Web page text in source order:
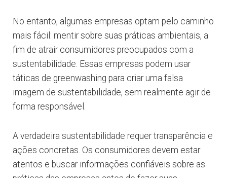
No entanto, algumas empresas optam pelo caminho
mais fácil: mentir sobre suas práticas ambientais, a
fim de atrair consumidores preocupados com a
sustentabilidade. Essas empresas podem usar
táticas de greenwashing para criar uma falsa
imagem de sustentabilidade, sem realmente agir de
forma responsável.
A verdadeira sustentabilidade requer transparência e
ações concretas. Os consumidores devem estar
atentos e buscar informações confiáveis sobre as